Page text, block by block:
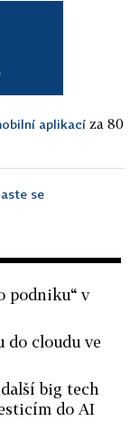
aplikací za 80
se
podniku“ v
do cloudu ve
big tech
do AI